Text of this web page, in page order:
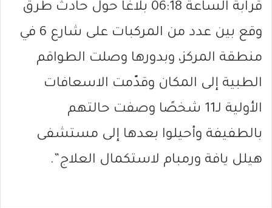
قرابة الساعة 06:18 بلاغًا حول حادث طرق
وقع بين عدد من المركبات على شارع 6 في
منطقة المركز، وبدورها وصلت الطواقم
الطبية إلى المكان وقدّمت الاسعافات
الأولية لـ11 شخصًا وصفت حالتهم
بالطفيفة وأحيلوا بعدها إلى مستشفى
هيلل يافة ورمبام لاستكمال العلاج”.